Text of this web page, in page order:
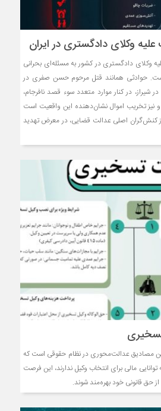
وکلای دادگستری در ایران
وکلای دادگستری در کشور به مسئله‌ای بحرانی
حوادثی همانند قتل مرحوم حسن صفری در
شیراز، در کنار موارد متعدد سوء قصد نافرجام،
تخریب اموال نشان‌دهنده این واقعیت است
از کنش‌گران اصلی عدالت قضایی، در معرض تهدید
مصادیق عدالت‌محوری در نظام حقوقی است که
مالی برای انتخاب وکیل ندارند، این فرصت
حق قانونی خود بهره‌مند شوند.